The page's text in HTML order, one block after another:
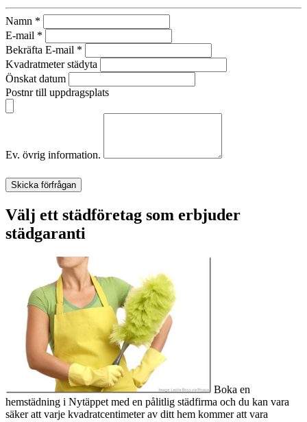
Namn *
E-mail *
Bekräfta E-mail *
Kvadratmeter städyta
Önskat datum
Postnr till uppdragsplats
Ev. övrig information.
Skicka förfrågan
Välj ett städföretag som erbjuder
städgaranti
Boka en
hemstädning i Nytäppet med en pålitlig städfirma och du kan vara
säker att varje kvadratcentimeter av ditt hem kommer att vara